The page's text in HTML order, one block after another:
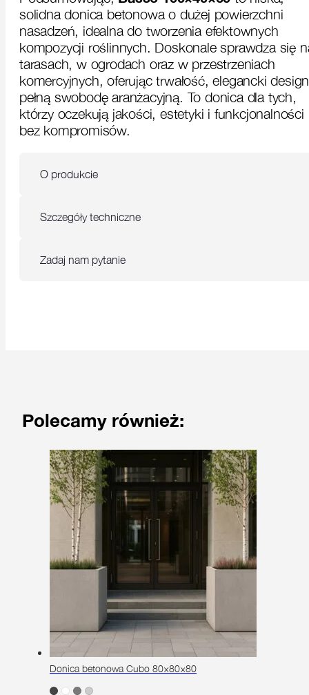
solidna donica betonowa o dużej powierzchni
nasadzeń, idealna do tworzenia efektownych
kompozycji roślinnych. Doskonale sprawdza się
tarasach, w ogrodach oraz w przestrzeniach
komercyjnych, oferując trwałość, elegancki
pełną swobodę aranżacyjną. To donica dla tych,
którzy oczekują jakości, estetyki i funkcjonalności
bez kompromisów.
O produkcie
Szczegóły techniczne
Zadaj nam pytanie
Polecamy również:
Donica betonowa Cubo 80×80×80